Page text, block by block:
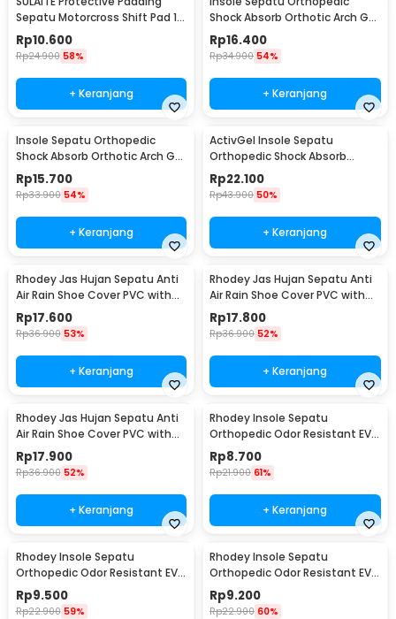
Sepatu Motorcross Shift Pad 1
PCS - GT-106
Rp10.600
Rp24.900 58%
+ Keranjang
Shock Absorb Orthotic Arch Gel
Foam S - ZYD17
Rp16.400
Rp34.900 54%
+ Keranjang
Insole Sepatu Orthopedic
Shock Absorb Orthotic Arch Gel
Foam L - ZYD17
Rp15.700
Rp33.900 54%
+ Keranjang
ActivGel Insole Sepatu
Orthopedic Shock Absorb
Silicone Gel S
Rp22.100
Rp43.900 50%
+ Keranjang
Rhodey Jas Hujan Sepatu Anti
Air Rain Shoe Cover PVC with
Zipper M - F-300
Rp17.600
Rp36.900 53%
+ Keranjang
Rhodey Jas Hujan Sepatu Anti
Air Rain Shoe Cover PVC with
Zipper L - F-300
Rp17.800
Rp36.900 52%
+ Keranjang
Rhodey Jas Hujan Sepatu Anti
Air Rain Shoe Cover PVC with
Zipper XL - F-300
Rp17.900
Rp36.900 52%
+ Keranjang
Rhodey Insole Sepatu
Orthopedic Odor Resistant EVA
Foam 35 - Y3Y27
Rp8.700
Rp21.900 61%
+ Keranjang
Rhodey Insole Sepatu
Orthopedic Odor Resistant EVA
Foam 37 - Y3Y27
Rp9.500
Rp22.900 59%
Rhodey Insole Sepatu
Orthopedic Odor Resistant EVA
Foam 38 - Y3Y27
Rp9.200
Rp22.900 60%